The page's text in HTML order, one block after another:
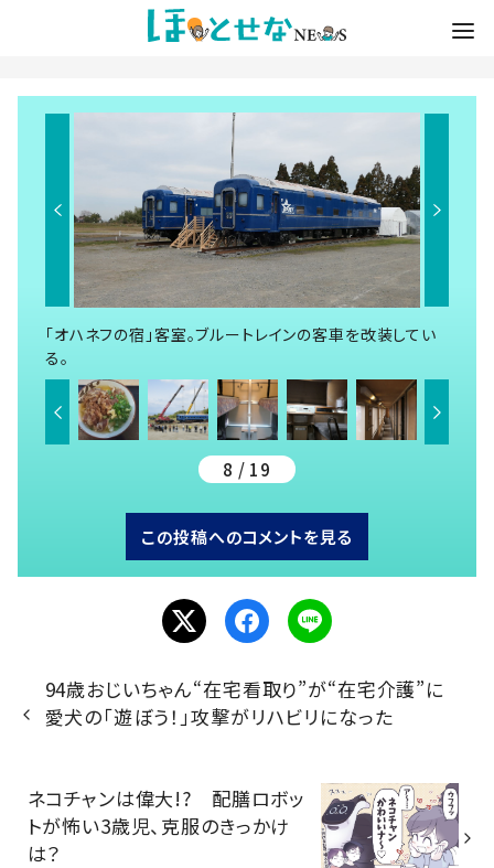
「オハネフの宿」客室。ブルートレインの客車を改装してい
る。
8 / 19
この投稿へのコメントを見る
94歳おじいちゃん“在宅看取り”が“在宅介護”に
愛犬の「遊ぼう！」攻撃がリハビリになった
ネコチャンは偉大!? 配膳ロボッ
トが怖い3歳児、克服のきっかけ
は？